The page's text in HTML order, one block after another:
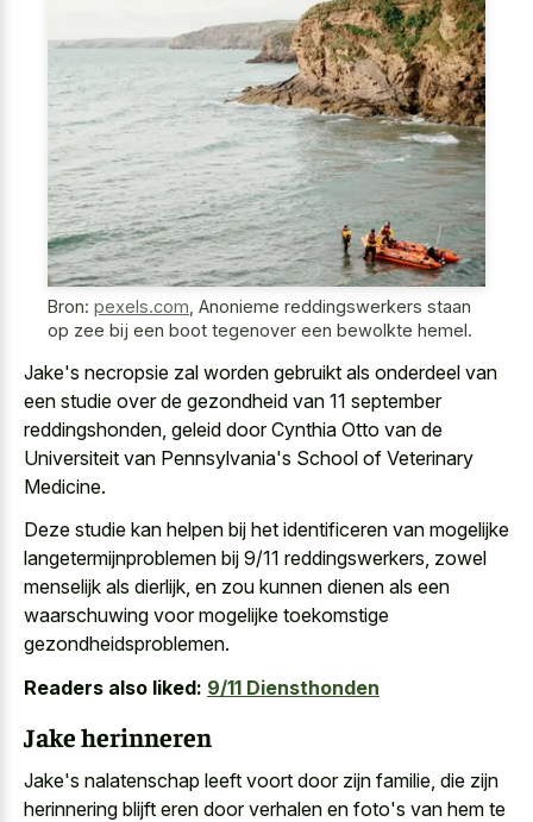
Bron: pexels.com Anonieme reddingswerkers staan
op zee bij een boot tegenover een bewolkte hemel.
Jake's necropsie zal worden gebruikt als onderdeel van
een studie over de gezondheid van 11 september
reddingshonden, geleid door Cynthia Otto van de
Universiteit van Pennsylvania's School of Veterinary
Medicine.
Deze studie kan helpen bij het identificeren van mogelijke
langetermijnproblemen bij 9/11 reddingswerkers, zowel
menselijk als dierlijk, en zou kunnen dienen als een
waarschuwing voor mogelijke toekomstige
gezondheidsproblemen.
Readers also liked: 9/11 Diensthonden
Jake herinneren
Jake's nalatenschap leeft voort door zijn familie, die zijn
herinnering blijft eren door verhalen en foto's van hem te